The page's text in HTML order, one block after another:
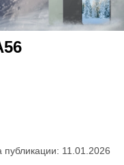
публикации: 11.01.2026